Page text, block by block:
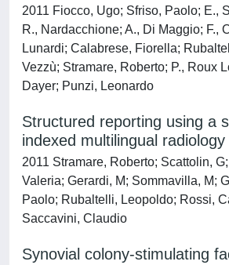
2011 Fiocco, Ugo; Sfriso, Paolo; E.,
R., Nardacchione; A., Di Maggio; F.,
Lunardi; Calabrese, Fiorella;
Vezzù; Stramare, Roberto; P., Roux
Dayer; Punzi, Leonardo
Structured reporting using a
indexed multilingual radiology
2011 Stramare, Roberto; Scattolin,
Valeria; Gerardi, M; Sommavilla, M;
Paolo; Rubaltelli, Leopoldo; Rossi,
Saccavini, Claudio
Synovial colony-stimulating